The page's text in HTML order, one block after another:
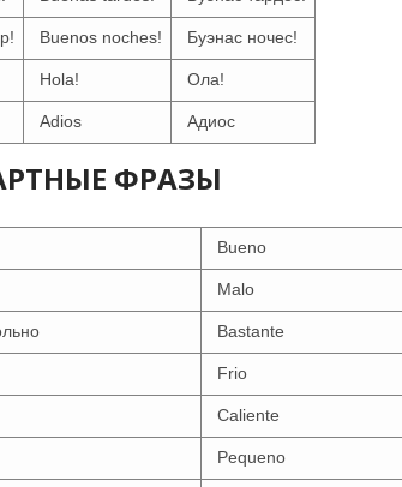
Buenos noches! Буэнас ночес!
Hola! Ола!
Adios Адиос
ФРАЗЫ
Bueno
Malo
Bastante
Frio
Caliente
Pequeno